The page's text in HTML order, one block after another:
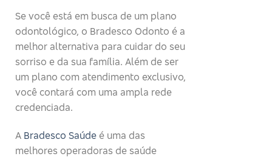
Se você está em busca de um plano
odontológico, o Bradesco Odonto é a
melhor alternativa para cuidar do seu
sorriso e da sua família. Além de ser
um plano com atendimento exclusivo,
você contará com uma ampla rede
credenciada.
A Bradesco Saúde é uma das
melhores operadoras de saúde